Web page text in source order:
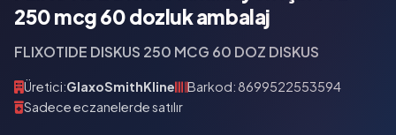
250 mcg 60 dozluk ambalaj
FLIXOTIDE DISKUS 250 MCG 60 DOZ DISKUS
Üretici:GlaxoSmithKline
Barkod: 8699522553594
Sadece eczanelerde satılır